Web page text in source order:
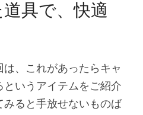
具で、快適
、これがあったらキャ
いうアイテムをご紹介
みると手放せないものば